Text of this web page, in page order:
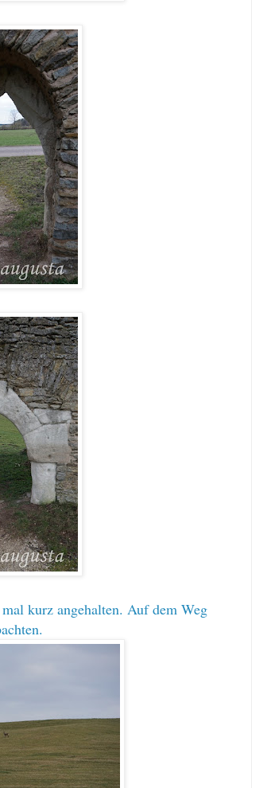
kurz angehalten. Auf dem Weg